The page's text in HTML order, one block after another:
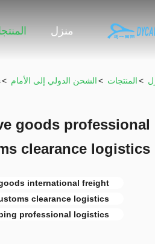
منزل
>المنتجات >الشحن الدولي إلى الأمام >
goods professional
clearance logistics
international freight
clearance logistics
professional logistics